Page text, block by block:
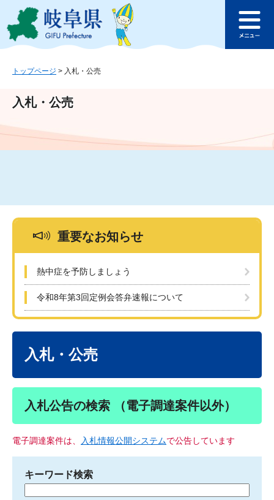
ジ
ュ
文
このページの本文へ
ュ
トップページ > 入札・公売
入札・公売
重要なお知らせ
熱中症を予防しましょう
令和8年第3回定例会答弁速報について
入札・公売
入札公告の検索 （電子調達案件以外）
電子調達案件は、 入札情報公開システムで公告しています
キーワード検索